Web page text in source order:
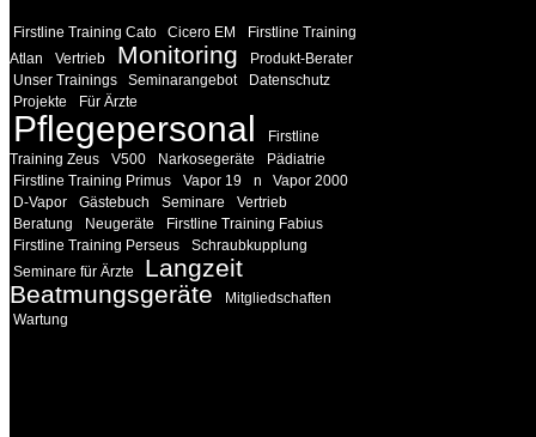
Firstline Training Cato Cicero EM
Firstline Training
Atlan
Vertrieb Monitoring
Produkt-Berater
Unser Trainings
Seminarangebot
Datenschutz
Projekte
Für Ärzte
Pflegepersonal
Firstline
Training Zeus
V500 Narkosegeräte
Pädiatrie
Firstline Training Primus
Vapor 19 n
Vapor 2000
D-Vapor
Gästebuch Seminare
Vertrieb
Beratung
Neugeräte
Firstline Training Fabius
Firstline Training Perseus
Schraubkupplung
Seminare für Ärzte
Langzeit
Beatmungsgeräte
Mitgliedschaften
Wartung